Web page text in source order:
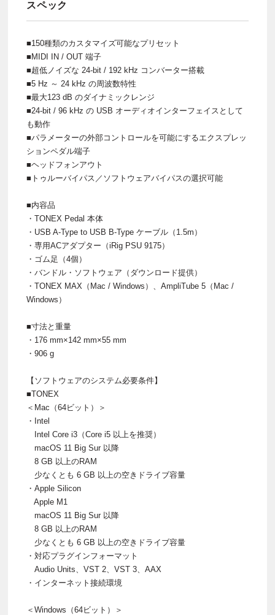
スペック
■150種類のカスタマイズ可能なプリセット
■MIDI IN / OUT 端子
■超低ノイズな 24-bit / 192 kHz コンバーター搭載
■5 Hz ～ 24 kHz の周波数特性
■最大123 dB のダイナミックレンジ
■24-bit / 96 kHz の USB オーディオインターフェイスとして
も動作
■パラメーターの外部コントロールを可能にするエクスプレッ
ションペダル端子
■ヘッドフォンアウト
■トゥルーバイパス／ソフトウェアバイパスの選択可能
■内容品
・TONEX Pedal 本体
・USB A-Type to USB B-Type ケーブル（1.5m）
・専用ACアダプター（iRig PSU 9175）
・ゴム足（4個）
・バンドル・ソフトウェア（ダウンロード提供）
・TONEX MAX（Mac / Windows）、AmpliTube 5（Mac /
Windows）
■寸法と重量
・176 mm×142 mm×55 mm
・906 g
【ソフトウェアのシステム必要条件】
■TONEX
＜Mac（64ビット）＞
・Intel
Intel Core i3（Core i5 以上を推奨）
macOS 11 Big Sur 以降
8 GB 以上のRAM
少なくとも 6 GB 以上の空きドライブ容量
・Apple Silicon
Apple M1
macOS 11 Big Sur 以降
8 GB 以上のRAM
少なくとも 6 GB 以上の空きドライブ容量
・対応プラグインフォーマット
Audio Units、VST 2、VST 3、AAX
・インターネット接続環境
＜Windows（64ビット）＞